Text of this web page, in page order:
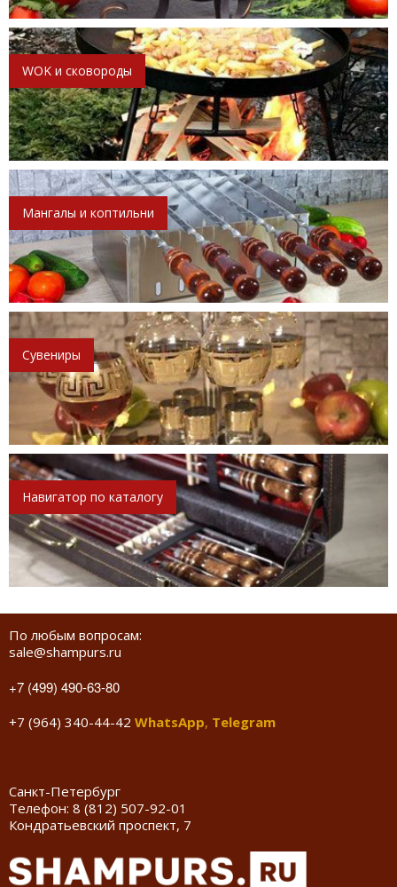
WOK и сковороды
Мангалы и коптильни
Сувениры
Навигатор по каталогу
По любым вопросам:
sale@shampurs.ru
+7 (499) 490-63-80
+7 (964) 340-44-42 WhatsApp, Telegram
Санкт-Петербург
Телефон: 8 (812) 507-92-01
Кондратьевский проспект, 7